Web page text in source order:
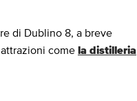
di Dublino 8, a breve
come la distilleria